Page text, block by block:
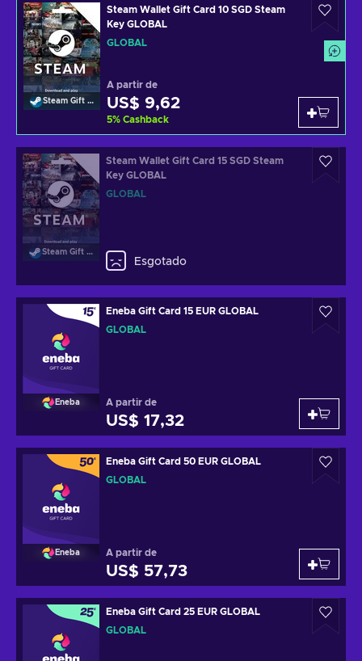
Steam Gift Card
Steam Wallet Gift Card 10 SGD Steam
Key GLOBAL
GLOBAL
A partir de
US$ 9,62
5% Cashback
Steam Gift Card
Steam Wallet Gift Card 15 SGD Steam
Key GLOBAL
GLOBAL
Esgotado
Eneba
Eneba Gift Card 15 EUR GLOBAL
GLOBAL
A partir de
US$ 17,32
Eneba
Eneba Gift Card 50 EUR GLOBAL
GLOBAL
A partir de
US$ 57,73
Eneba Gift Card 25 EUR GLOBAL
GLOBAL